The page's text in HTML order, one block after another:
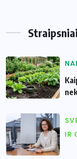
Straipsniai
IR